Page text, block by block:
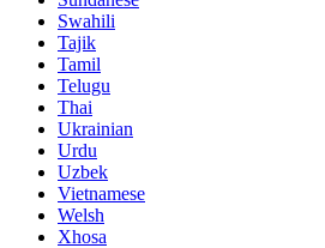
Swahili
Tajik
Tamil
Telugu
Thai
Ukrainian
Urdu
Uzbek
Vietnamese
Welsh
Xhosa